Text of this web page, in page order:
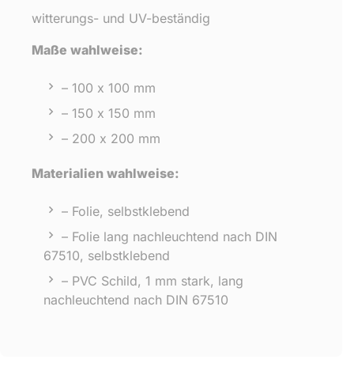
witterungs- und UV-beständig
Maße wahlweise:
– 100 x 100 mm
– 150 x 150 mm
– 200 x 200 mm
Materialien wahlweise:
– Folie, selbstklebend
– Folie lang nachleuchtend nach DIN
67510, selbstklebend
– PVC Schild, 1 mm stark, lang
nachleuchtend nach DIN 67510